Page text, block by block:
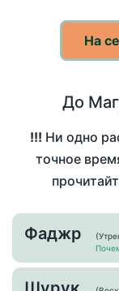
На
До
!!! Ни одно
точное
Фаджр